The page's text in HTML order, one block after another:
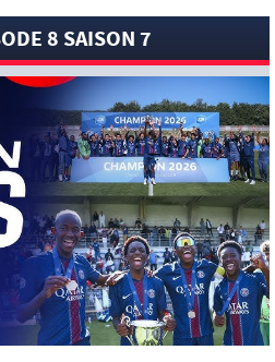
PSG aurait lancé un ultimatum
: Khalil Ayari prêté à Dunkerque
: un retour de Diaby envisagé
filer au Dinamo Zagreb
acheté par le PSG puis prêté ?
du PSG pour Godts refusée ?
8 SAISON 7